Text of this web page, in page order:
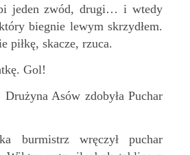
jeden zwód, drugi… i wtedy
biegnie lewym skrzydłem.
piłkę, skacze, rzuca.
Gol!
Drużyna Asów zdobyła Puchar
burmistrz wręczył puchar